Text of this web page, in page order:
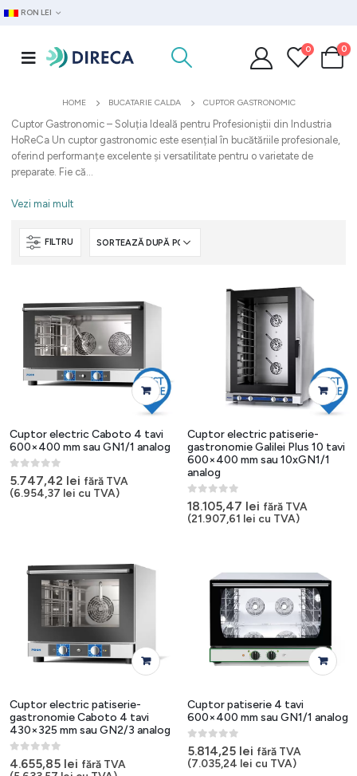
RON LEI
0 0
HOME BUCATARIE CALDA CUPTOR GASTRONOMIC
Cuptor Gastronomic – Soluția Ideală pentru Profesioniștii din Industria
HoReCa Un cuptor gastronomic este esențial în bucătăriile profesionale,
oferind performanțe excelente și versatilitate pentru o varietate de
preparate. Fie că...
Vezi mai mult
FILTRU
Cuptor electric Caboto 4 tavi
600×400 mm sau GN1/1 analog
0out of 5
5.747,42 lei fără TVA
(6.954,37 lei cu TVA)
Cuptor electric patiserie-
gastronomie Galilei Plus 10 tavi
600×400 mm sau 10xGN1/1
analog
0out of 5
18.105,47 lei fără TVA
(21.907,61 lei cu TVA)
Cuptor electric patiserie-
gastronomie Caboto 4 tavi
430×325 mm sau GN2/3 analog
0out of 5
4.655,85 lei fără TVA
Cuptor patiserie 4 tavi
600×400 mm sau GN1/1 analog
0out of 5
5.814,25 lei fără TVA
(7.035,24 lei cu TVA)